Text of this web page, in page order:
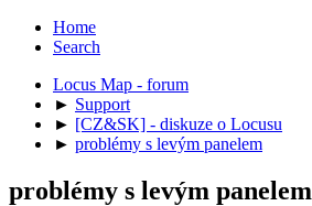
Home
Search
Locus Map - forum
► Support
► [CZ&SK] - diskuze o Locusu
► problémy s levým panelem
problémy s levým panelem